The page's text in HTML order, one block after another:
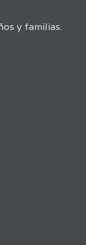
y familias.